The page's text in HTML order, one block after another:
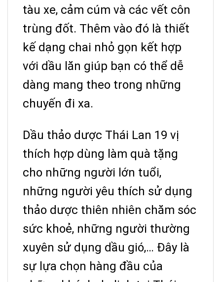
tàu xe, cảm cúm và các vết côn
trùng đốt. Thêm vào đó là thiết
kế dạng chai nhỏ gọn kết hợp
với dầu lăn giúp bạn có thể dễ
dàng mang theo trong những
chuyến đi xa.
Dầu thảo dược Thái Lan 19 vị
thích hợp dùng làm quà tặng
cho những người lớn tuổi,
những người yêu thích sử dụng
thảo dược thiên nhiên chăm sóc
sức khoẻ, những người thường
xuyên sử dụng dầu gió,… Đây là
sự lựa chọn hàng đầu của